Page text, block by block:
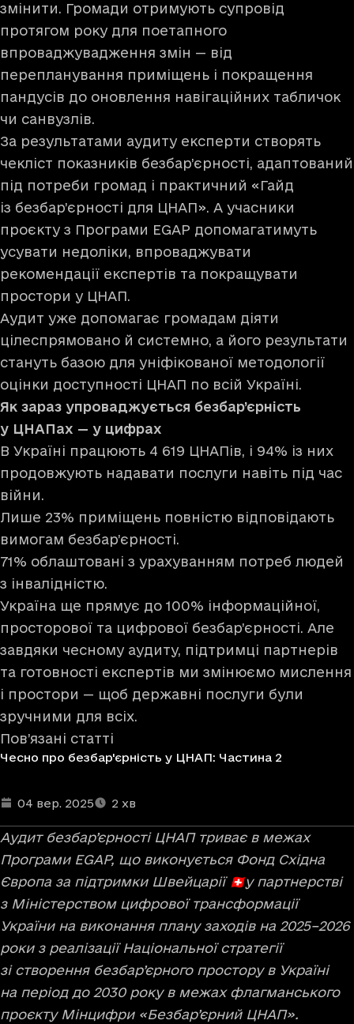
змінити. Громади отримують супровід
протягом року для поетапного
впроваджувадження змін — від
перепланування приміщень і покращення
пандусів до оновлення навігаційних табличок
чи санвузлів.
За результатами аудиту експерти створять
чекліст показників безбар’єрності, адаптований
під потреби громад і практичний «Гайд
із безбар’єрності для ЦНАП». А учасники
проєкту з Програми EGAP допомагатимуть
усувати недоліки, впроваджувати
рекомендації експертів та покращувати
простори у ЦНАП.
Аудит уже допомагає громадам діяти
цілеспрямовано й системно, а його результати
стануть базою для уніфікованої методології
оцінки доступності ЦНАП по всій Україні.
Як зараз упроваджується безбар’єрність
у ЦНАПах — у цифрах
В Україні працюють 4 619 ЦНАПів, і 94% із них
продовжують надавати послуги навіть під час
війни.
Лише 23% приміщень повністю відповідають
вимогам безбар’єрності.
71% облаштовані з урахуванням потреб людей
з інвалідністю.
Україна ще прямує до 100% інформаційної,
просторової та цифрової безбар’єрності. Але
завдяки чесному аудиту, підтримці партнерів
та готовності експертів ми змінюємо мислення
і простори — щоб державні послуги були
зручними для всіх.
Пов’язані статті
Чесно про безбар'єрність у ЦНАП: Частина 2
Дата та час публікації
04 вер. 2025
Час читання: 2 хв
Аудит безбар’єрності ЦНАП триває в межах
Програми EGAP, що виконується Фонд Східна
Європа за підтримки Швейцарії 🇨🇭у партнерстві
з Міністерством цифрової трансформації
України на виконання плану заходів на 2025–2026
роки з реалізації Національної стратегії
зі створення безбар’єрного простору в Україні
на період до 2030 року в межах флагманського
проєкту Мінцифри «Безбар’єрний ЦНАП».